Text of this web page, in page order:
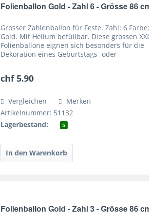
Folienballon Gold - Zahl 6 - Grösse 86
Grosser Zahlenballon für Feste. Zahl: 6 Farbe:
Gold. Mit Helium befüllbar. Diese grossen
Folienballone eignen sich besonders für die
Dekoration eines Geburtstags- oder
chf 5.90
Vergleichen
Merken
Artikelnummer: 51132
Lagerbestand:
5
Folienballon Gold - Zahl 3 - Grösse 86